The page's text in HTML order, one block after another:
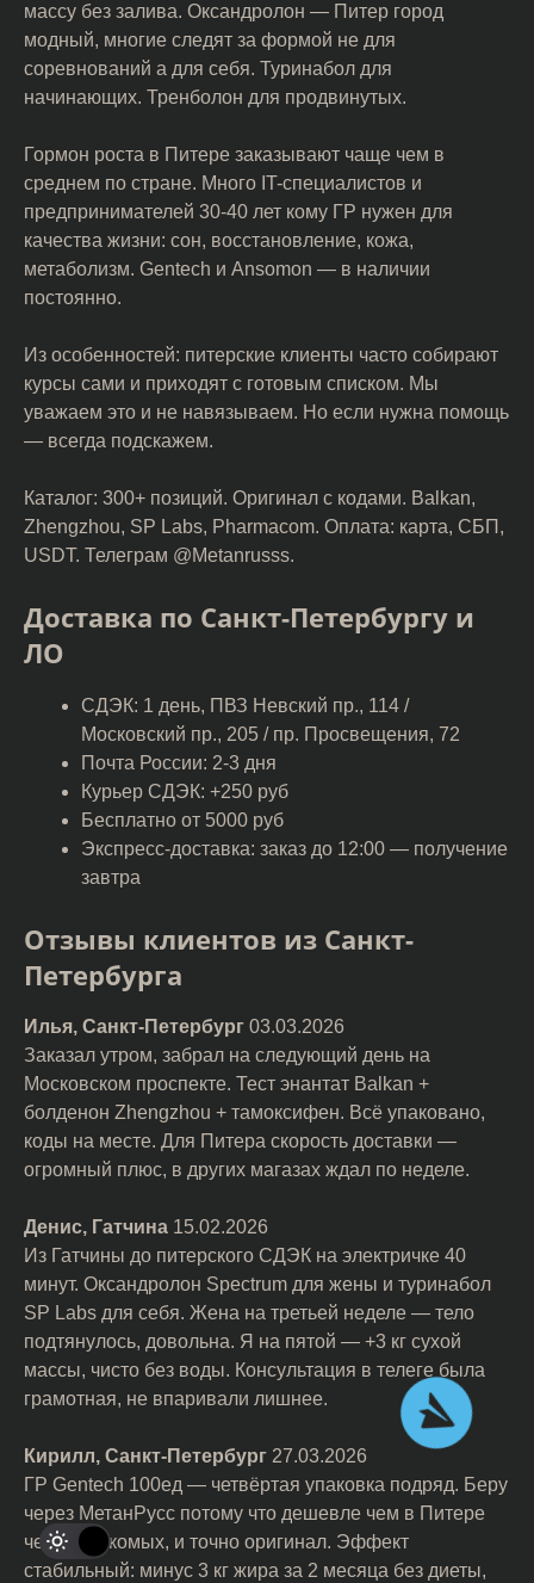
массу без залива. Оксандролон — Питер город
модный, многие следят за формой не для
соревнований а для себя. Туринабол для
начинающих. Тренболон для продвинутых.
Гормон роста в Питере заказывают чаще чем в
среднем по стране. Много IT-специалистов и
предпринимателей 30-40 лет кому ГР нужен для
качества жизни: сон, восстановление, кожа,
метаболизм. Gentech и Ansomon — в наличии
постоянно.
Из особенностей: питерские клиенты часто собирают
курсы сами и приходят с готовым списком. Мы
уважаем это и не навязываем. Но если нужна помощь
— всегда подскажем.
Каталог: 300+ позиций. Оригинал с кодами. Balkan,
Zhengzhou, SP Labs, Pharmacom. Оплата: карта, СБП,
USDT. Телеграм @Metanrusss.
Доставка по Санкт-Петербургу и
ЛО
СДЭК: 1 день, ПВЗ Невский пр., 114 /
Московский пр., 205 / пр. Просвещения, 72
Почта России: 2-3 дня
Курьер СДЭК: +250 руб
Бесплатно от 5000 руб
Экспресс-доставка: заказ до 12:00 — получение
завтра
Отзывы клиентов из Санкт-
Петербурга
Илья, Санкт-Петербург 03.03.2026
Заказал утром, забрал на следующий день на
Московском проспекте. Тест энантат Balkan +
болденон Zhengzhou + тамоксифен. Всё упаковано,
коды на месте. Для Питера скорость доставки —
огромный плюс, в других магазах ждал по неделе.
Денис, Гатчина 15.02.2026
Из Гатчины до питерского СДЭК на электричке 40
минут. Оксандролон Spectrum для жены и туринабол
SP Labs для себя. Жена на третьей неделе — тело
подтянулось, довольна. Я на пятой — +3 кг сухой
массы, чисто без воды. Консультация в телеге была
грамотная, не впаривали лишнее.
Кирилл, Санкт-Петербург 27.03.2026
ГР Gentech 100ед — четвёртая упаковка подряд. Беру
через МетанРусс потому что дешевле чем в Питере
через знакомых, и точно оригинал. Эффект
стабильный: минус 3 кг жира за 2 месяца без диеты,